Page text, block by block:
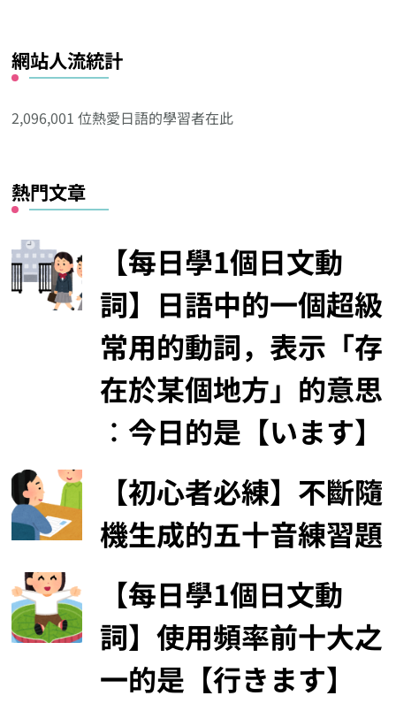
其
他
類
網站人流統計
2,096,001 位熱愛日語的學習者在此
熱門文章
【每日學1個日文動
詞】日語中的一個超級
常用的動詞，表示「存
在於某個地方」的意思
︰今日的是【います】
【初心者必練】不斷隨
機生成的五十音練習題
【每日學1個日文動
詞】使用頻率前十大之
一的是【行きます】